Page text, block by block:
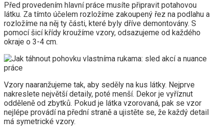
Před provedením hlavní práce musíte připravit potahovou
látku. Za tímto účelem rozložíme zakoupený řez na podlahu a
rozložíme na něj ty části, které byly dříve demontovány. S
pomocí šicí křídy kroužíme vzory, odsazujeme od každého
okraje o 3-4 cm.
Vzory naaranžujeme tak, aby seděly na kus látky. Nejprve
nakreslete největší detaily, poté menší. Dekor je vyříznut
odděleně od zbytků. Pokud je látka vzorovaná, pak se vzor
nejlépe provádí na přední straně a ujistěte se, že každý detail
má symetrické vzory.